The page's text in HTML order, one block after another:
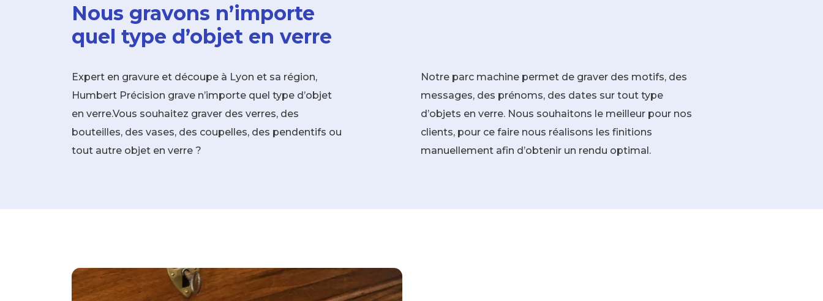
Nous gravons n’importe
quel type d’objet en verre
Expert en gravure et découpe à Lyon et sa région,
Humbert Précision grave n’importe quel type d’objet
en verre.Vous souhaitez graver des verres, des
bouteilles, des vases, des coupelles, des pendentifs ou
tout autre objet en verre ?
Notre parc machine permet de graver des motifs, des
messages, des prénoms, des dates sur tout type
d’objets en verre. Nous souhaitons le meilleur pour nos
clients, pour ce faire nous réalisons les finitions
manuellement afin d’obtenir un rendu optimal.